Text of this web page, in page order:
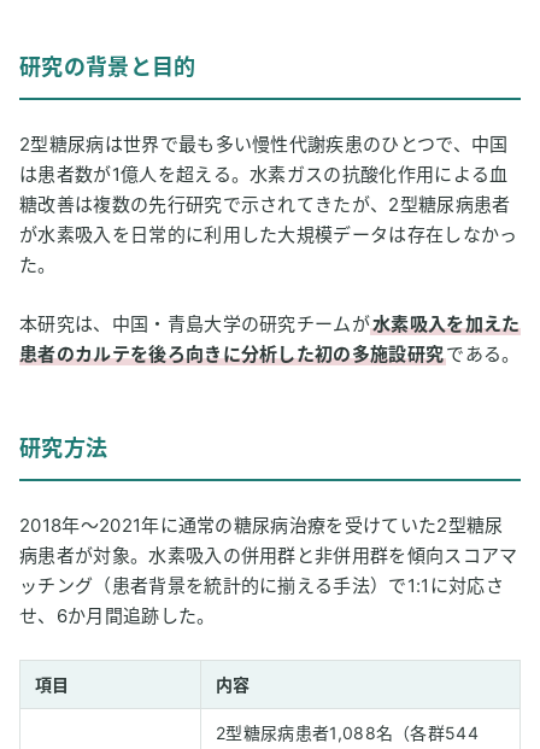
研究の背景と目的
2型糖尿病は世界で最も多い慢性代謝疾患のひとつで、中国
は患者数が1億人を超える。水素ガスの抗酸化作用による血
糖改善は複数の先行研究で示されてきたが、2型糖尿病患者
が水素吸入を日常的に利用した大規模データは存在しなかっ
た。
本研究は、中国・青島大学の研究チームが水素吸入を加えた
患者のカルテを後ろ向きに分析した初の多施設研究である。
研究方法
2018年〜2021年に通常の糖尿病治療を受けていた2型糖尿
病患者が対象。水素吸入の併用群と非併用群を傾向スコアマ
ッチング（患者背景を統計的に揃える手法）で1:1に対応さ
せ、6か月間追跡した。
項目 内容
2型糖尿病患者1,088名（各群544